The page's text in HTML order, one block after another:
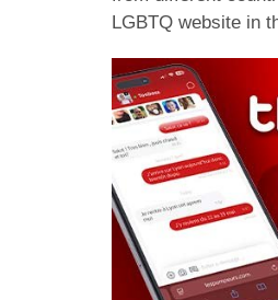
LGBTQ website in